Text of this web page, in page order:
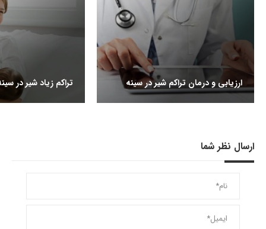
ارزیابی و درمان تراکم شیر در سینه تراکم زیاد شیر در
ارسال نظر شما